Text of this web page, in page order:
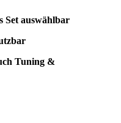
Set auswählbar
Tuning &